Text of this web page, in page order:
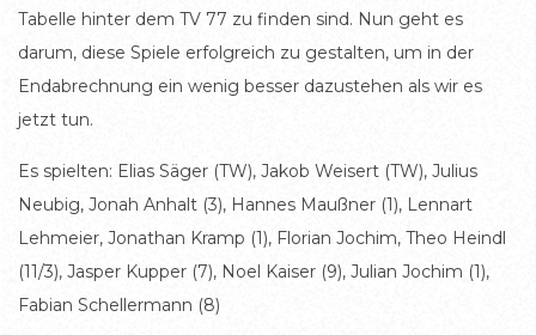
Tabelle hinter dem TV 77 zu finden sind. Nun geht es
darum, diese Spiele erfolgreich zu gestalten, um in der
Endabrechnung ein wenig besser dazustehen als wir es
jetzt tun.
Es spielten: Elias Säger (TW), Jakob Weisert (TW), Julius
Neubig, Jonah Anhalt (3), Hannes Maußner (1), Lennart
Lehmeier, Jonathan Kramp (1), Florian Jochim, Theo Heindl
(11/3), Jasper Kupper (7), Noel Kaiser (9), Julian Jochim (1),
Fabian Schellermann (8)